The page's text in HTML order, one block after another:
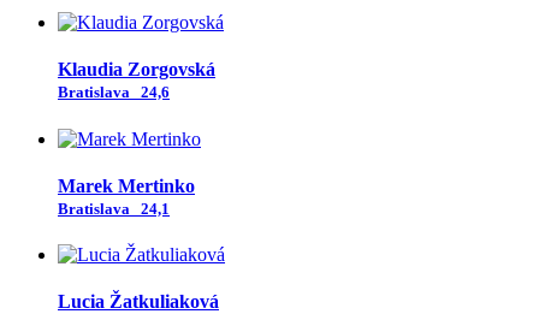
Klaudia Zorgovská
Bratislava 24,6
Marek Mertinko
Bratislava 24,1
Lucia Žatkuliaková